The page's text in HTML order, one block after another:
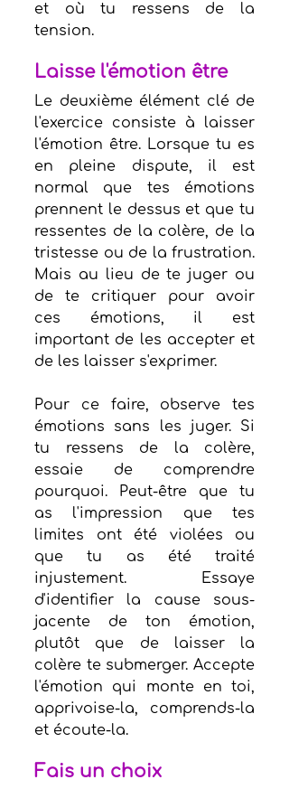
et où tu ressens de la
tension.
Laisse l'émotion être
Le deuxième élément clé de
l'exercice consiste à laisser
l'émotion être. Lorsque tu es
en pleine dispute, il est
normal que tes émotions
prennent le dessus et que tu
ressentes de la colère, de la
tristesse ou de la frustration.
Mais au lieu de te juger ou
de te critiquer pour avoir
ces émotions, il est
important de les accepter et
de les laisser s'exprimer.
Pour ce faire, observe tes
émotions sans les juger. Si
tu ressens de la colère,
essaie de comprendre
pourquoi. Peut-être que tu
as l'impression que tes
limites ont été violées ou
que tu as été traité
injustement. Essaye
d'identifier la cause sous-
jacente de ton émotion,
plutôt que de laisser la
colère te submerger. Accepte
l'émotion qui monte en toi,
apprivoise-la, comprends-la
et écoute-la.
Fais un choix